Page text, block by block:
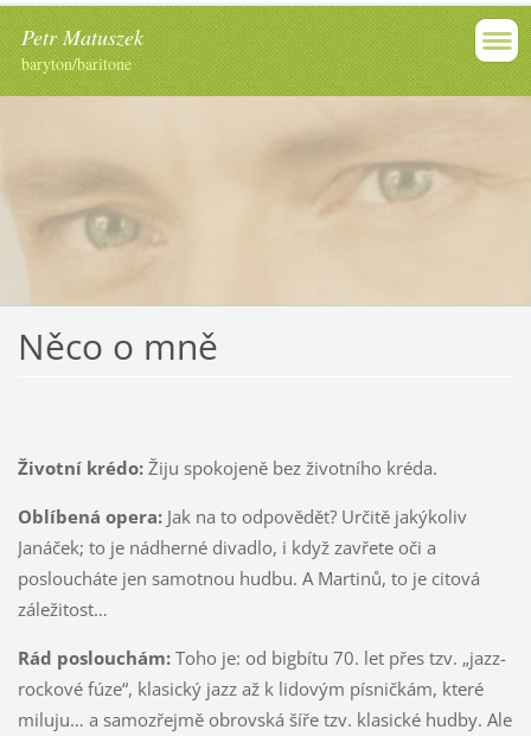
Petr Matuszek
baryton/baritone
Něco o mně
Životní krédo:Žiju spokojeně bez životního kréda.
Oblíbená opera:Jak na to odpovědět? Určitě jakýkoliv
Janáček; to je nádherné divadlo, i když zavřete oči a
posloucháte jen samotnou hudbu. A Martinů, to je citová
záležitost…
Rád poslouchám:Toho je: od bigbítu 70. let přes tzv. „jazz-
rockové fúze“, klasický jazz až k lidovým písničkám, které
miluju… a samozřejmě obrovská šíře tzv. klasické hudby. Ale